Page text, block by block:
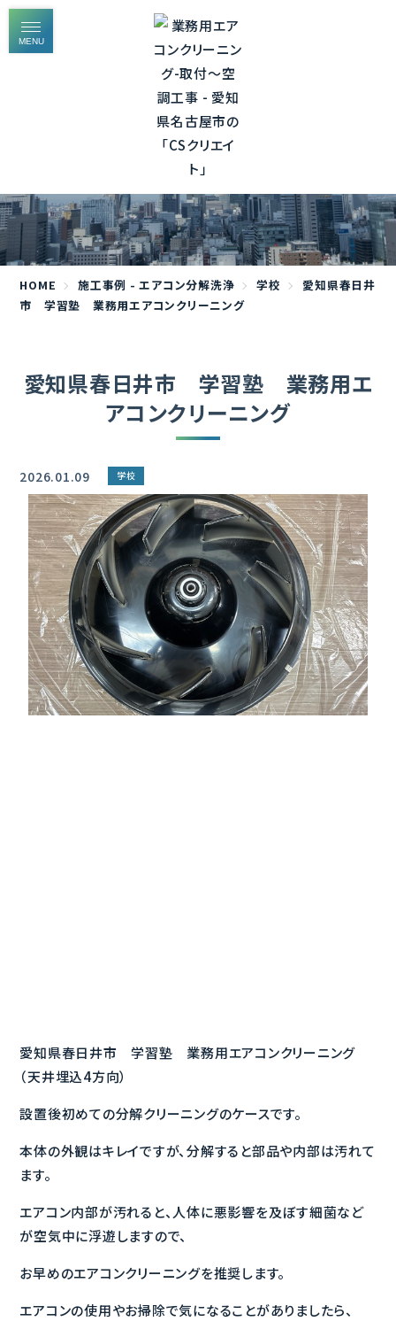
MENU
施工事例 - エアコン分解洗浄
HOME 施工事例 - エアコン分解洗浄 学校
愛知県春日井
市 学習塾 業務用エアコンクリーニング
愛知県春日井市 学習塾 業務用エ
アコンクリーニング
2026.01.09 学校
愛知県春日井市 学習塾 業務用エアコンクリーニング
（天井埋込4方向）
設置後初めての分解クリーニングのケースです。
本体の外観はキレイですが、分解すると部品や内部は汚れて
ます。
エアコン内部が汚れると、人体に悪影響を及ぼす細菌など
が空気中に浮遊しますので、
お早めのエアコンクリーニングを推奨します。
エアコンの使用やお掃除で気になることがありましたら、